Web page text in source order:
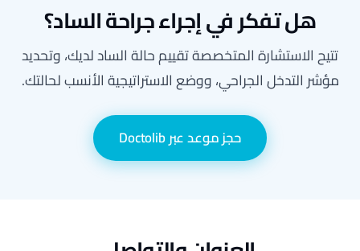
هل تفكر في إجراء جراحة الساد؟
تتيح الاستشارة المتخصصة تقييم حالة الساد لديك، وتحديد
مؤشر التدخل الجراحي، ووضع الاستراتيجية الأنسب لحالتك.
حجز موعد عبر Doctolib